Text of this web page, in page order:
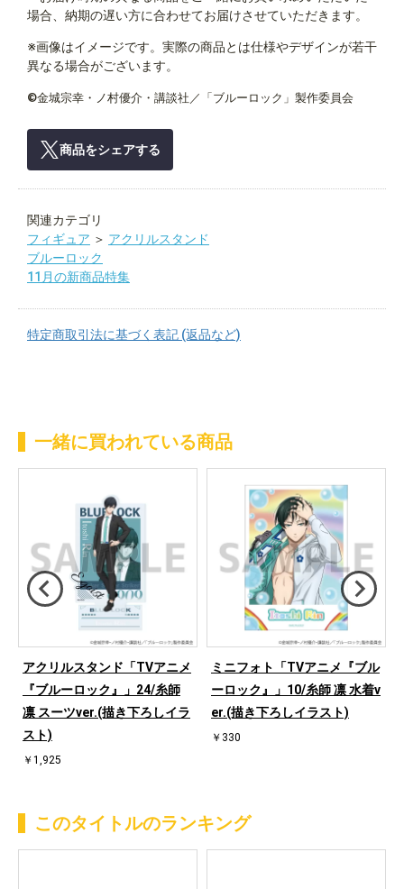
場合、納期の遅い方に合わせてお届けさせていただきます。
※画像はイメージです。実際の商品とは仕様やデザインが若干
異なる場合がございます。
©金城宗幸・ノ村優介・講談社／「ブルーロック」製作委員会
商品をシェアする
関連カテゴリ
フィギュア ＞ アクリルスタンド
ブルーロック
11月の新商品特集
特定商取引法に基づく表記 (返品など)
一緒に買われている商品
アクリルスタンド「TVアニメ
『ブルーロック』」24/糸師
凛 スーツver.(描き下ろしイラ
スト)
￥1,925
ミニフォト「TVアニメ『ブル
ーロック』」10/糸師 凛 水着v
er.(描き下ろしイラスト)
￥330
このタイトルのランキング